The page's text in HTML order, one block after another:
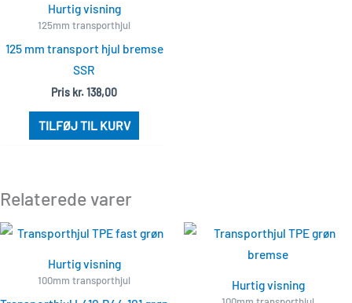
Hurtig visning
125mm transporthjul
125 mm transport hjul bremse
SSR
Pris kr.138,00
TILFØJ TIL KURV
Relaterede varer
Hurtig visning
100mm transporthjul Hurtig visning